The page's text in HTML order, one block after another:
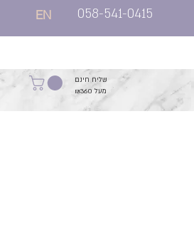
EN 058-541-0415
שליח חינם
מעל ₪360